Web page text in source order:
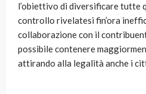
l’obiettivo di diversificare tutte
controllo rivelatesi fin’ora
collaborazione con il
possibile contenere
attirando alla legalità anche i